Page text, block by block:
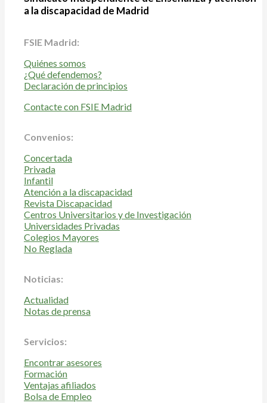
a la discapacidad de Madrid
FSIE Madrid:
Quiénes somos
¿Qué defendemos?
Declaración de principios
Contacte con FSIE Madrid
Convenios:
Concertada
Privada
Infantil
Atención a la discapacidad
Revista Discapacidad
Centros Universitarios y de Investigación
Universidades Privadas
Colegios Mayores
No Reglada
Noticias:
Actualidad
Notas de prensa
Servicios:
Encontrar asesores
Formación
Ventajas afiliados
Bolsa de Empleo